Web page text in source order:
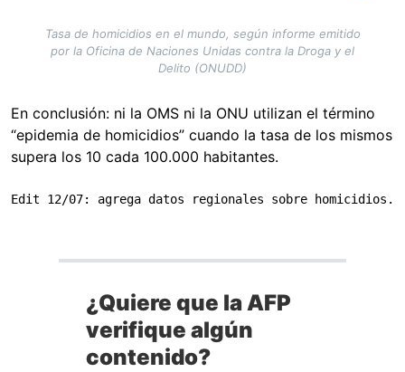
Tasa de homicidios en el mundo, según informe emitido
por la Oficina de Naciones Unidas contra la Droga y el
Delito (ONUDD)
En conclusión: ni la OMS ni la ONU utilizan el término
“epidemia de homicidios” cuando la tasa de los mismos
supera los 10 cada 100.000 habitantes.
Edit 12/07: agrega datos regionales sobre homicidios.
¿Quiere que la AFP
verifique algún
contenido?